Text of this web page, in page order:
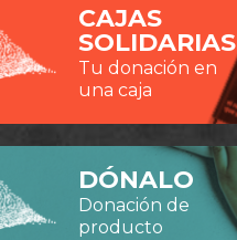
CAJAS
SOLIDARIAS
Tu donación en
una caja
DÓNALO
Donación de
producto